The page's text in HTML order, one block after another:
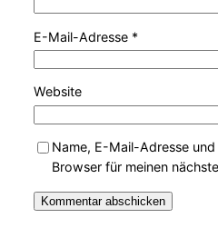
E-Mail-Adresse *
Website
Name, E-Mail-Adresse
Browser für meinen